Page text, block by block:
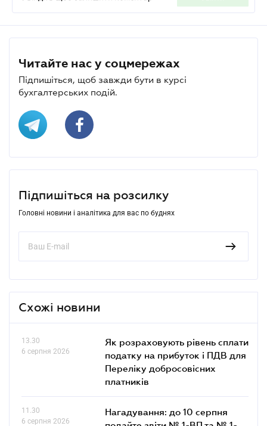
Читайте нас у соцмережах
Підпишіться, щоб завжди бути в курсі
бухгалтерських подій.
Підпишіться на розсилку
Головні новини і аналітика для вас по буднях
Схожі новини
13.30
6 серпня 2026
Як розраховують рівень сплати
податку на прибуток і ПДВ для
Переліку добросовісних
платників
11.30
6 серпня 2026
Нагадування: до 10 серпня